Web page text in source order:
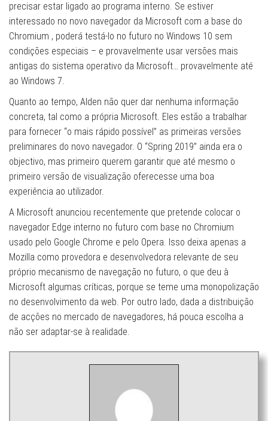
precisar estar ligado ao programa interno. Se estiver
interessado no novo navegador da Microsoft com a base do
Chromium , poderá testá-lo no futuro no Windows 10 sem
condições especiais – e provavelmente usar versões mais
antigas do sistema operativo da Microsoft… provavelmente até
ao Windows 7.
Quanto ao tempo, Alden não quer dar nenhuma informação
concreta, tal como a própria Microsoft. Eles estão a trabalhar
para fornecer “o mais rápido possível” as primeiras versões
preliminares do novo navegador. O “Spring 2019” ainda era o
objectivo, mas primeiro querem garantir que até mesmo o
primeiro versão de visualização oferecesse uma boa
experiência ao utilizador.
A Microsoft anunciou recentemente que pretende colocar o
navegador Edge interno no futuro com base no Chromium
usado pelo Google Chrome e pelo Opera. Isso deixa apenas a
Mozilla como provedora e desenvolvedora relevante de seu
próprio mecanismo de navegação no futuro, o que deu à
Microsoft algumas críticas, porque se teme uma monopolização
no desenvolvimento da web. Por outro lado, dada a distribuição
de acções no mercado de navegadores, há pouca escolha a
não ser adaptar-se à realidade.